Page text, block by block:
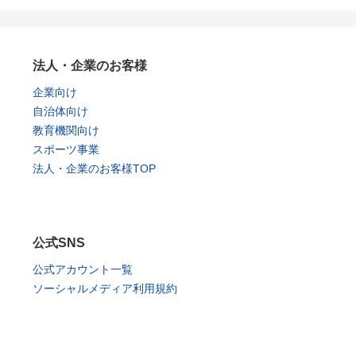
法人・企業のお客様
企業向け
自治体向け
教育機関向け
スポーツ事業
法人・企業のお客様TOP
公式SNS
公式アカウント一覧
ソーシャルメディア利用規約